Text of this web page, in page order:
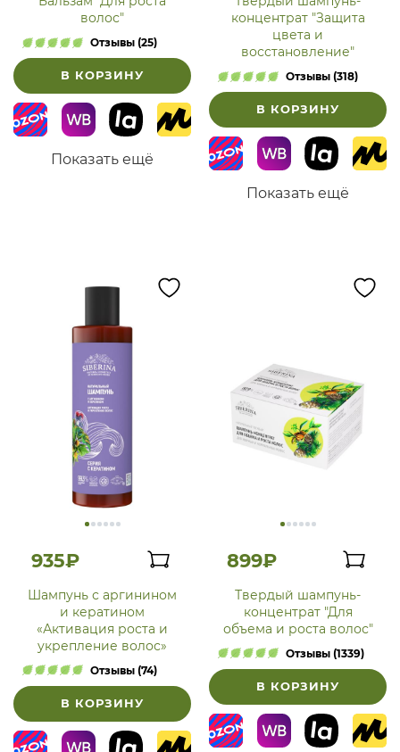
волос"
Отзывы (25)
В КОРЗИНУ
Показать ещё
концентрат "Защита
цвета и
восстановление"
Отзывы (318)
В КОРЗИНУ
Показать ещё
935₽
Шампунь с аргинином
и кератином
«Активация роста и
укрепление волос»
Отзывы (74)
В КОРЗИНУ
899₽
Твердый шампунь-
концентрат "Для
объема и роста волос"
Отзывы (1339)
В КОРЗИНУ